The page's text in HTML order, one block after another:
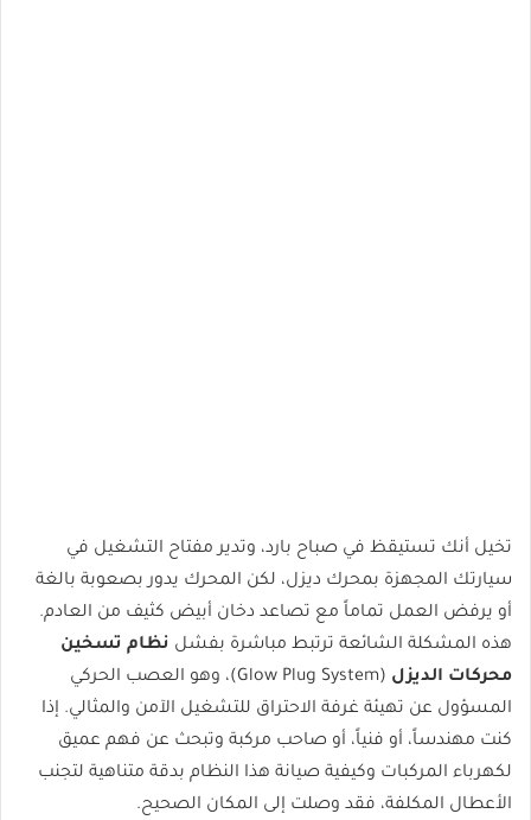
تخيل أنك تستيقظ في صباح بارد، وتدير مفتاح التشغيل في
سيارتك المجهزة بمحرك ديزل، لكن المحرك يدور بصعوبة بالغة
أو يرفض العمل تماماً مع تصاعد دخان أبيض كثيف من العادم.
هذه المشكلة الشائعة ترتبط مباشرة بفشل نظام تسخين
محركات الديزل
(Glow Plug System)، وهو العصب الحركي
المسؤول عن تهيئة غرفة الاحتراق للتشغيل الآمن والمثالي. إذا
كنت مهندساً، أو فنياً، أو صاحب مركبة وتبحث عن فهم عميق
لكهرباء المركبات وكيفية صيانة هذا النظام بدقة متناهية لتجنب
الأعطال المكلفة، فقد وصلت إلى المكان الصحيح.